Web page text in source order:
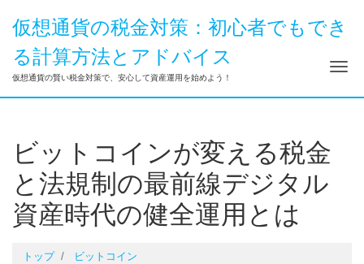
仮想通貨の税金対策：初心者でもでき
る計算方法とアドバイス
仮想通貨の賢い税金対策で、安心して資産運用を始めよう！ ナ
ビットコインが変える税金
と法規制の最前線デジタル
資産時代の健全運用とは
トップ
ビットコイン